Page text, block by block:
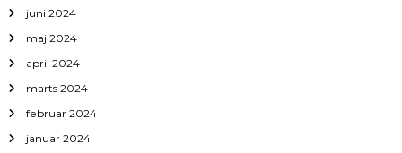
juni 2024
maj 2024
april 2024
marts 2024
februar 2024
januar 2024